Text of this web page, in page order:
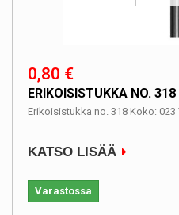
0,80 €
ERIKOISISTUKKA NO. 318
Erikoisistukka no. 318 Koko: 023
KATSO LISÄÄ
Varastossa